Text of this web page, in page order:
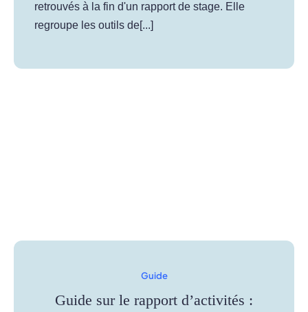
retrouvés à la fin d'un rapport de stage. Elle
regroupe les outils de[...]
Guide
Guide sur le rapport d’activités :